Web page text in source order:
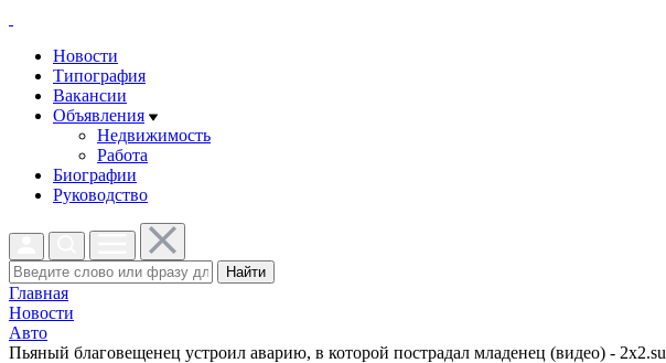
Новости
Типография
Вакансии
Объявления
Недвижимость
Работа
Биографии
Руководство
Найти
Главная
Новости
Авто
Пьяный благовещенец устроил аварию, в которой пострадал младенец (видео) - 2x2.su